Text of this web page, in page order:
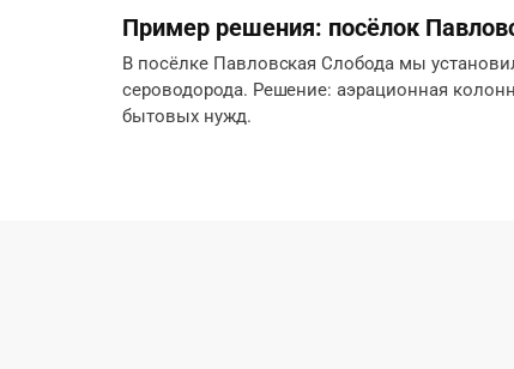
Пример решения: посёлок
В посёлке Павловская Слобода мы
сероводорода. Решение: аэрационная
бытовых нужд.